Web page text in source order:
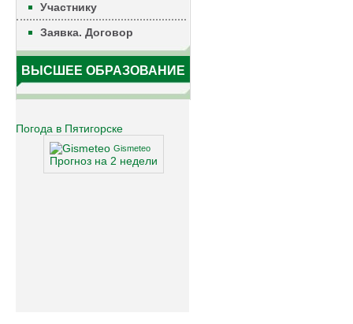
Участнику
Заявка. Договор
ВЫСШЕЕ ОБРАЗОВАНИЕ
Погода в Пятигорске
Gismeteo
Прогноз на 2 недели